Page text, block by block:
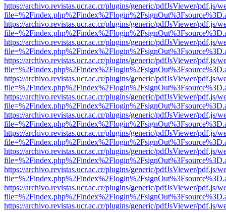
https://archivo.revistas.ucr.ac.cr/plugins/generic/pdfJsViewer/pdf.js/
https://archivo.revistas.ucr.ac.cr/plugins/generic/pdfJsViewer/pdf.js/
https://archivo.revistas.ucr.ac.cr/plugins/generic/pdfJsViewer/pdf.js/
https://archivo.revistas.ucr.ac.cr/plugins/generic/pdfJsViewer/pdf.js/
https://archivo.revistas.ucr.ac.cr/plugins/generic/pdfJsViewer/pdf.js/
https://archivo.revistas.ucr.ac.cr/plugins/generic/pdfJsViewer/pdf.js/
https://archivo.revistas.ucr.ac.cr/plugins/generic/pdfJsViewer/pdf.js/
https://archivo.revistas.ucr.ac.cr/plugins/generic/pdfJsViewer/pdf.js/
https://archivo.revistas.ucr.ac.cr/plugins/generic/pdfJsViewer/pdf.js/
https://archivo.revistas.ucr.ac.cr/plugins/generic/pdfJsViewer/pdf.js/
https://archivo.revistas.ucr.ac.cr/plugins/generic/pdfJsViewer/pdf.js/
https://archivo.revistas.ucr.ac.cr/plugins/generic/pdfJsViewer/pdf.js/